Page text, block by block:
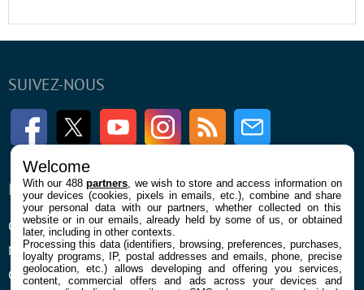
SUIVEZ-NOUS
FacebookTwitter Youtube InstagramRSS Newsletter
ENTREPRISE
Qui sommes nous
Mentions légales et CGU
Confidentialité et Cookies
À PROPOS
La rédaction
Contact
Welcome
With our 488partners , we wish to store and access information on
your devices (cookies, pixels in emails, etc.), combine and share
your personal data with our partners, whether collected on this
website or in our emails, already held by some of us, or obtained
later, including in other contexts.
Processing this data (identifiers, browsing, preferences, purchases,
loyalty programs, IP, postal addresses and emails, phone, precise
geolocation, etc.) allows developing and offering you services,
content, commercial offers and ads across your devices and